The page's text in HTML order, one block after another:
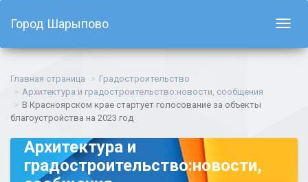
Город Шарыпово
Главная страница
Градостроительство
Архитектура и градостроительство:новости, сообщения
В Красноярском крае стартует голосование за объекты
благоустройства на 2023 год
Архитектура и
градостроительство:новости,